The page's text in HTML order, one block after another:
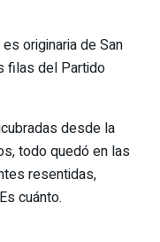
originaria de San
filas del Partido
desde la
todo quedó en las
resentidas,
cuánto.